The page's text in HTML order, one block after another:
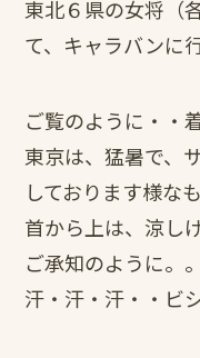
東北６県の女将（
て、キャラバンに
ご覧のように・・
東京は、猛暑で、
しております様な
首から上は、涼し
ご承知のように。。
汗・汗・汗・・ビ